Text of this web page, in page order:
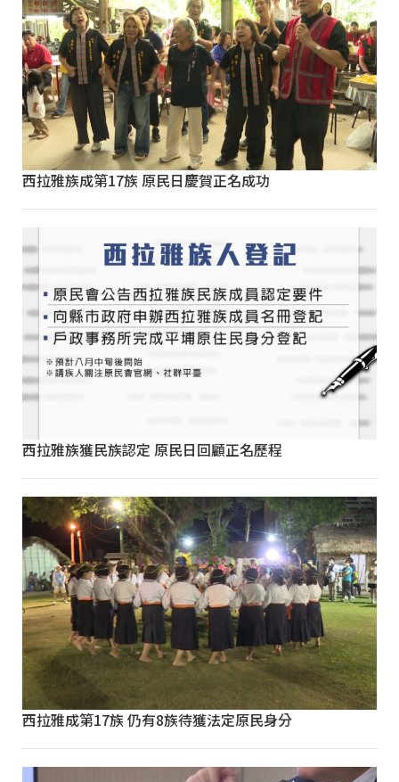
西拉雅族成第17族 原民日慶賀正名成功
西拉雅族獲民族認定 原民日回顧正名歷程
西拉雅成第17族 仍有8族待獲法定原民身分